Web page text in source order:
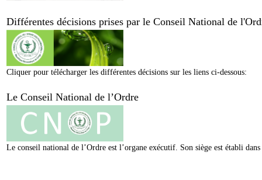
Différentes décisions prises par le Conseil National de
Cliquer pour télécharger les différentes décisions sur les liens ci-dessous:
Le Conseil National de l’Ordre
Le conseil national de l’Ordre est l’organe exécutif. Son siège est établi